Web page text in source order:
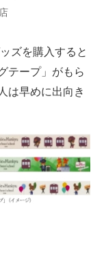
ズを購入すると
テープ」がもら
は早めに出向き